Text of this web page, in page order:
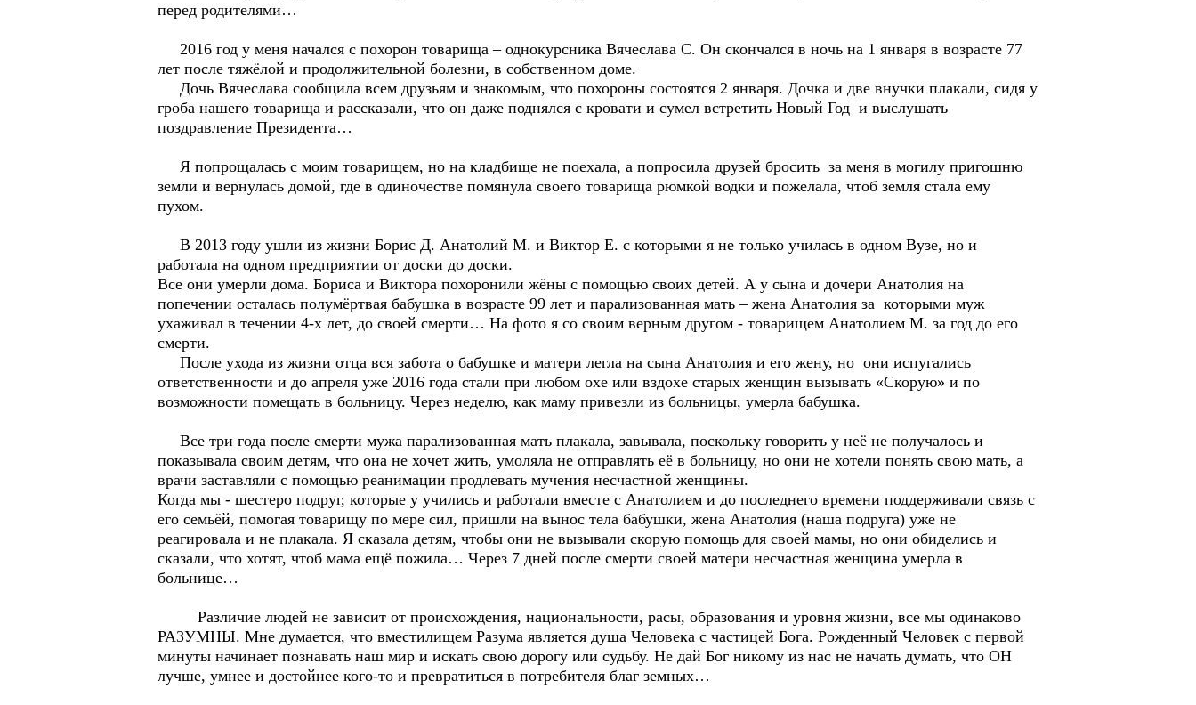
перед родителями…
2016 год у меня начался с похорон товарища – однокурсника Вячеслава С. Он скончался в ночь на 1 января в возрасте 77
лет после тяжёлой и продолжительной болезни, в собственном доме.
Дочь Вячеслава сообщила всем друзьям и знакомым, что похороны состоятся 2 января. Дочка и две внучки плакали, сидя у
гроба нашего товарища и рассказали, что он даже поднялся с кровати и сумел встретить Новый Год и выслушать
поздравление Президента…
Я попрощалась с моим товарищем, но на кладбище не поехала, а попросила друзей бросить за меня в могилу пригошню
земли и вернулась домой, где в одиночестве помянула своего товарища рюмкой водки и пожелала, чтоб земля стала ему
пухом.
В 2013 году ушли из жизни Борис Д. Анатолий М. и Виктор Е. с которыми я не только училась в одном Вузе, но и
работала на одном предприятии от доски до доски.
Все они умерли дома. Бориса и Виктора похоронили жёны с помощью своих детей. А у сына и дочери Анатолия на
попечении осталась полумёртвая бабушка в возрасте 99 лет и парализованная мать – жена Анатолия за которыми муж
ухаживал в течении 4-х лет, до своей смерти… На фото я со своим верным другом - товарищем Анатолием М. за год до его
смерти.
После ухода из жизни отца вся забота о бабушке и матери легла на сына Анатолия и его жену, но они испугались
ответственности и до апреля уже 2016 года стали при любом охе или вздохе старых женщин вызывать «Скорую» и по
возможности помещать в больницу. Через неделю, как маму привезли из больницы, умерла бабушка.
Все три года после смерти мужа парализованная мать плакала, завывала, поскольку говорить у неё не получалось и
показывала своим детям, что она не хочет жить, умоляла не отправлять её в больницу, но они не хотели понять свою мать, а
врачи заставляли с помощью реанимации продлевать мучения несчастной женщины.
Когда мы - шестеро подруг, которые у учились и работали вместе с Анатолием и до последнего времени поддерживали связь с
его семьёй, помогая товарищу по мере сил, пришли на вынос тела бабушки, жена Анатолия (наша подруга) уже не
реагировала и не плакала. Я сказала детям, чтобы они не вызывали скорую помощь для своей мамы, но они обиделись и
сказали, что хотят, чтоб мама ещё пожила… Через 7 дней после смерти своей матери несчастная женщина умерла в
больнице…
Различие людей не зависит от происхождения, национальности, расы, образования и уровня жизни, все мы одинаково
РАЗУМНЫ. Мне думается, что вместилищем Разума является душа Человека с частицей Бога. Рожденный Человек с первой
минуты начинает познавать наш мир и искать свою дорогу или судьбу. Не дай Бог никому из нас не начать думать, что ОН
лучше, умнее и достойнее кого-то и превратиться в потребителя благ земных…